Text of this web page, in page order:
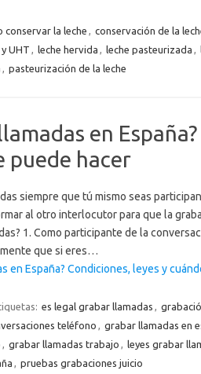
conservar la leche , conservación de la
UHT , leche hervida , leche pasteurizada ,
, pasteurización de la leche
en
puede hacer
siempre que tú mismo seas
al otro interlocutor para que la
1. Como participante de la
que si eres…
en España? Condiciones, leyes y
es legal grabar llamadas ,
teléfono , grabar llamadas en
, grabar llamadas trabajo , leyes grabar
, pruebas grabaciones juicio